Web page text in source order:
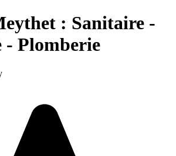
: Sanitaire -
- Plomberie